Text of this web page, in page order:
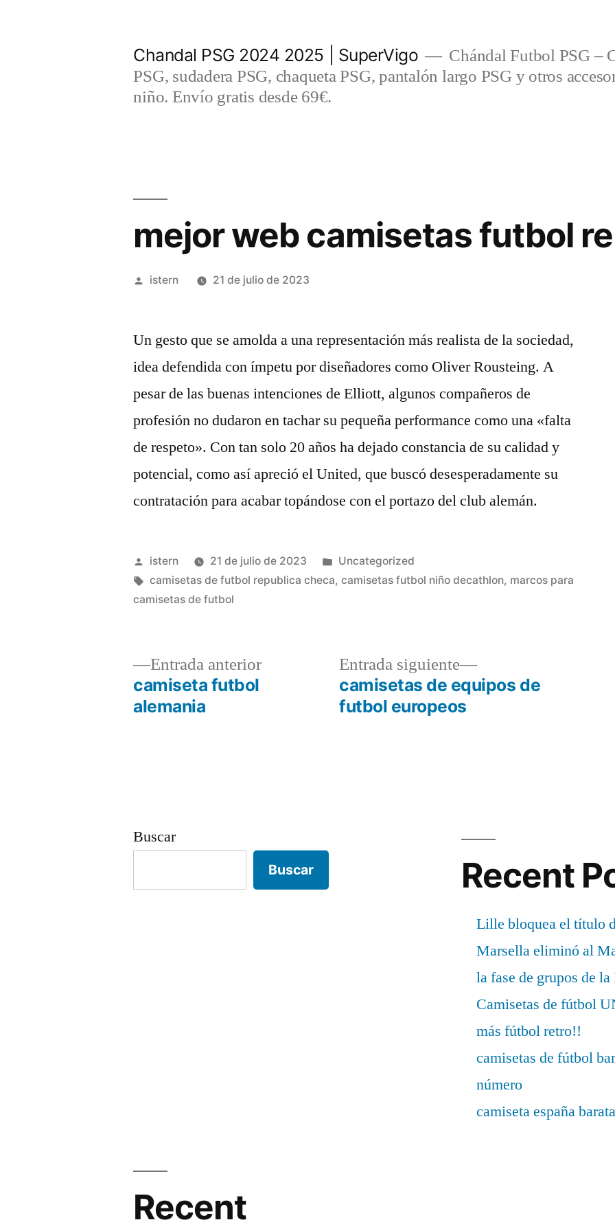
Chandal PSG 2024 2025 | SuperVigo
Chándal Futbol PSG –
PSG, sudadera PSG, chaqueta PSG, pantalón largo PSG y otros
niño. Envío gratis desde 69€.
mejor web camisetas futbol
Publicado
istern 21 de julio de 2023
Un gesto que se amolda a una representación más realista de la sociedad,
idea defendida con ímpetu por diseñadores como Oliver Rousteing. A
pesar de las buenas intenciones de Elliott, algunos compañeros de
profesión no dudaron en tachar su pequeña performance como una «falta
de respeto». Con tan solo 20 años ha dejado constancia de su calidad y
potencial, como así apreció el United, que buscó desesperadamente su
contratación para acabar topándose con el portazo del club alemán.
Publicado
por
istern 21 de julio de 2023
Publicado
en
Uncategorized
Etiquetas:
camisetas de futbol republica checa,camisetas futbol niño decathlon, marcos para
camisetas de futbol
Navegación
Entrada anteriorEntrada
camiseta futbol
alemania
Entrada siguiente
Entrada
siguiente:
camisetas de equipos de
futbol europeos
Buscar
Buscar Recent
Lille bloquea el título
Marsella eliminó al
la fase de grupos de
Camisetas de fútbol
más fútbol retro!!
camisetas de fútbol
número
camiseta españa barata
Recent